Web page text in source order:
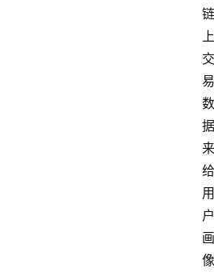
链
上
交
易
数
据
来
给
用
户
画
像